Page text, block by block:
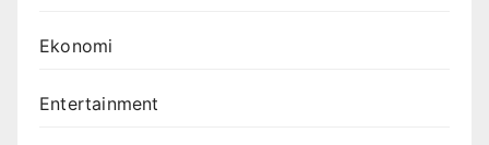
Ekonomi
Entertainment